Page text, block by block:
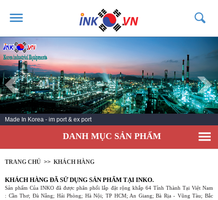
TRANG CHỦ
GIỚI THIỆU
SẢN PHẨM
DỊCH VỤ
TIN TỨC
KHÁCH HÀNG
Made In Korea - im port & ex port
DANH MỤC SẢN PHẨM
TRANG CHỦ >> KHÁCH HÀNG
KHÁCH HÀNG ĐÃ SỬ DỤNG SẢN PHẨM TẠI INKO.
Sản phẩm Của INKO đã được phân phối lắp đặt rộng khắp 64 Tỉnh Thành Tại Việt Nam
: Cần Thơ; Đà Nẵng; Hải Phòng; Hà Nội; TP HCM; An Giang; Bà Rịa - Vũng Tàu; Bắc